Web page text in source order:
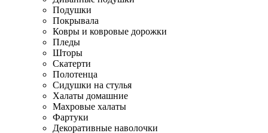
Подушки
Покрывала
Ковры и ковровые дорожки
Пледы
Шторы
Скатерти
Полотенца
Сидушки на стулья
Халаты домашние
Махровые халаты
Фартуки
Декоративные наволочки